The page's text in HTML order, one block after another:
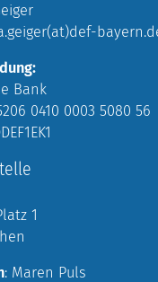
Bank
0410 0003 5080 56
1
: Maren Puls